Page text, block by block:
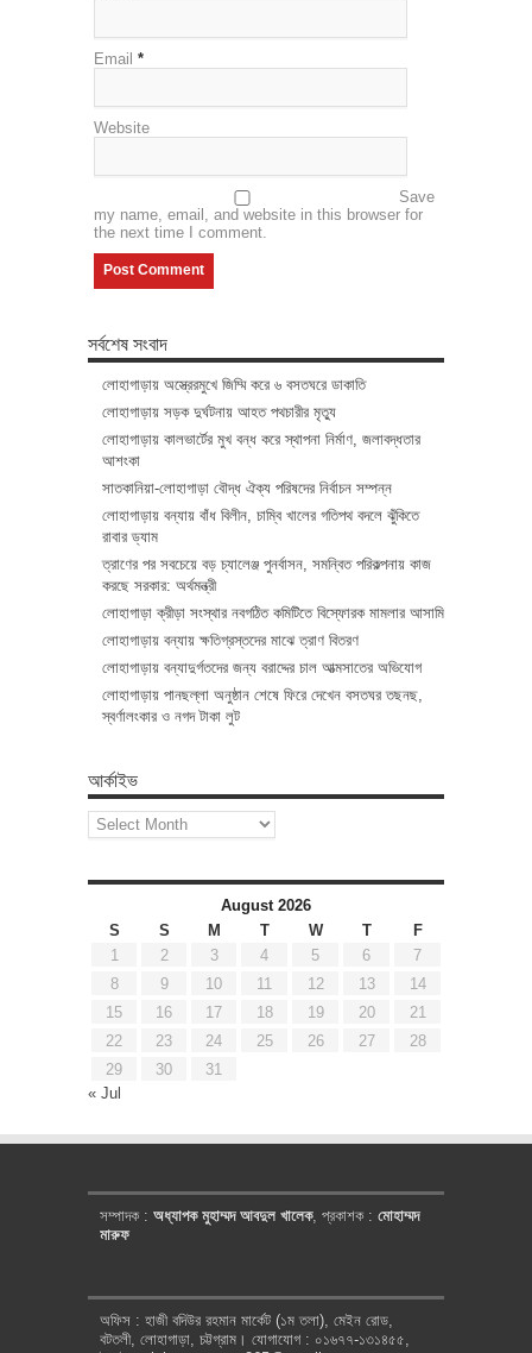
Email *
Website
Save
my name, email, and website in this browser for
the next time I comment.
সর্বশেষ সংবাদ
লোহাগাড়ায় অস্ত্রেরমুখে জিম্মি করে ৬ বসতঘরে ডাকাতি
লোহাগাড়ায় সড়ক দুর্ঘটনায় আহত পথচারীর মৃত্যু
লোহাগাড়ায় কালভার্টের মুখ বন্ধ করে স্থাপনা নির্মাণ, জলাবদ্ধতার
আশংকা
সাতকানিয়া-লোহাগাড়া বৌদ্ধ ঐক্য পরিষদের নির্বাচন সম্পন্ন
লোহাগাড়ায় বন্যায় বাঁধ বিলীন, চাম্বি খালের গতিপথ বদলে ঝুঁকিতে
রাবার ড্যাম
ত্রাণের পর সবচেয়ে বড় চ্যালেঞ্জ পুনর্বাসন, সমন্বিত পরিকল্পনায় কাজ
করছে সরকার: অর্থমন্ত্রী
লোহাগাড়া ক্রীড়া সংস্থার নবগঠিত কমিটিতে বিস্ফোরক মামলার আসামি
লোহাগাড়ায় বন্যায় ক্ষতিগ্রস্তদের মাঝে ত্রাণ বিতরণ
লোহাগাড়ায় বন্যাদুর্গতদের জন্য বরাদ্দের চাল আত্মসাতের অভিযোগ
লোহাগাড়ায় পানছল্লা অনুষ্ঠান শেষে ফিরে দেখেন বসতঘর তছনছ,
স্বর্ণালংকার ও নগদ টাকা লুট
আর্কাইভ
আর্কাইভ
August 2026
S
S M T W T
F
1
2 3 4 5 6
7
8
9 10 11 12 13
14
15
16 17 18 19 20
21
22
23 24 25 26 27
28
29
30
31
« Jul
সম্পাদক : অধ্যাপক মুহাম্মদ আবদুল খালেক, প্রকাশক : মোহাম্মদ
মারুফ
অফিস : হাজী বদিউর রহমান মার্কেট (১ম তলা), মেইন রোড,
বটতলী, লোহাগাড়া, চট্টগ্রাম। যোগাযোগ : ০১৬৭৭-১৩১৪৫৫,